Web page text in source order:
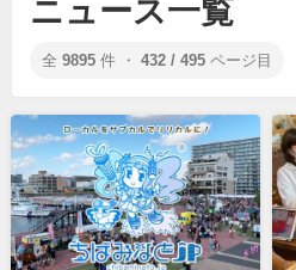
ニュース一覧
全 9895 件 ・ 432 / 495 ページ目